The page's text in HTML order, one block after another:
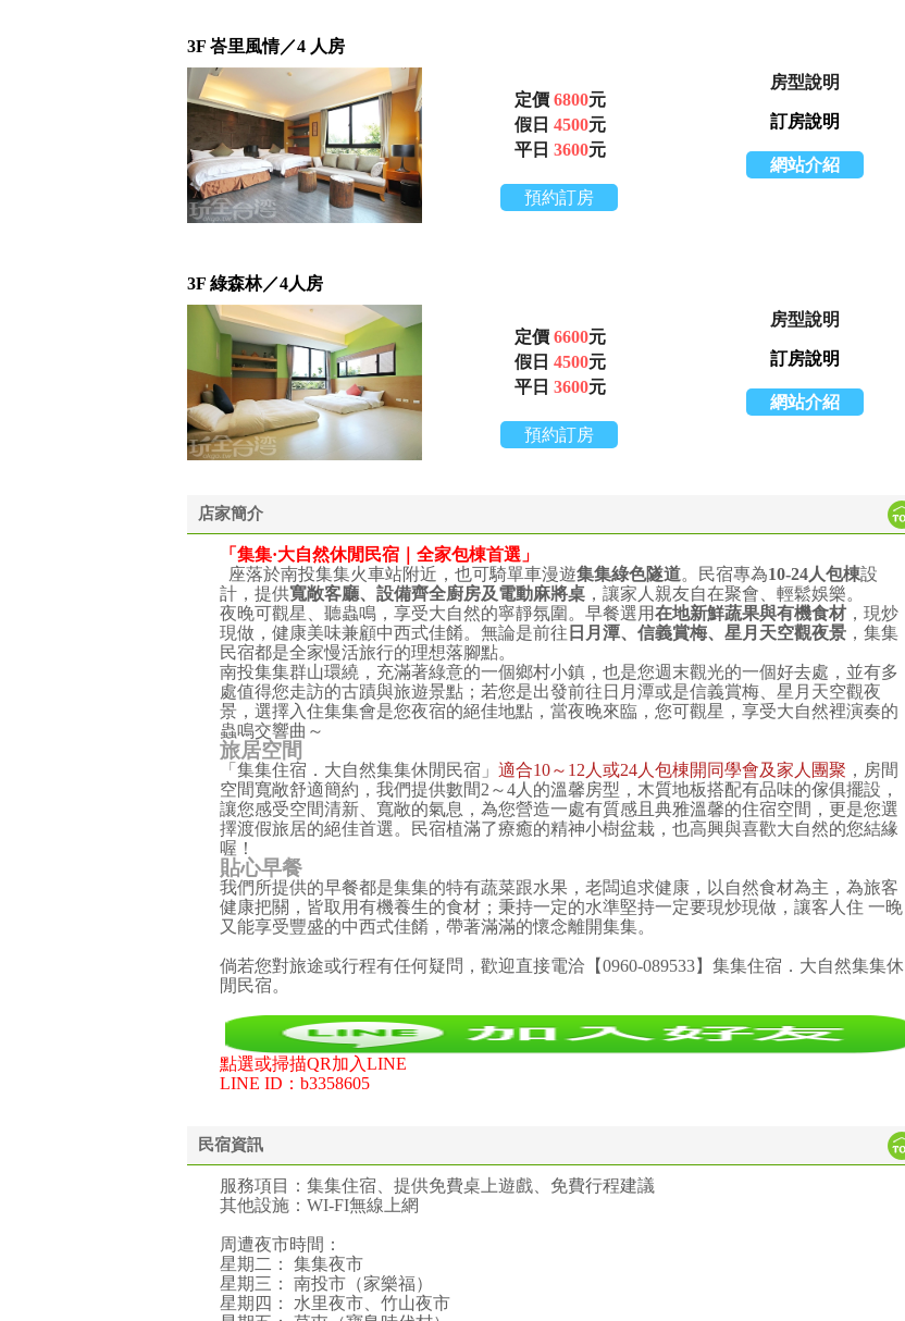
3F 峇里風情／4 人房
定價 6800元
假日 4500元
平日 3600元
房型說明
訂房說明
網站介紹
預約訂房
3F 綠森林／4人房
定價 6600元
假日 4500元
平日 3600元
房型說明
訂房說明
網站介紹
預約訂房
店家簡介
「集集·大自然休閒民宿 ｜全家包棟首選」
座落於南投集集火車站附近， 也可騎單車漫遊集集綠色隧道。民宿專為10-24人包棟設
計，提供寬敞客廳、設備齊全廚房及電動麻將桌 ，讓家人 親友自在聚會、輕鬆娛樂。
夜晚可觀星、聽蟲鳴，享受大自然的寧靜氛圍。早餐選用在地新鮮蔬果與有機食材 ，現炒
現做，健康美味兼顧中西式佳餚。無論是前往 日月潭、信義賞梅、星月天空觀夜景 ，集集
民宿都是全家慢活旅行的理想落腳點。
南投集集群山環繞，充滿著綠意的一個鄉村小鎮，也是您週末觀光的一個好去處，並有多
處值得您走訪的古蹟與旅遊景點；若您是出發前往日月潭或是信義賞梅、星月天空觀夜
景，選擇入住集集會是您夜宿的絕佳地點，當夜晚來臨，您可觀星，享受大自然裡演奏的
蟲鳴交響曲～
旅居空間
「集集住宿．大自然集集休閒民宿」 適合10～12人或24人包棟開同學會及家人團聚 ，房間
空間寬敞舒適簡約，我們提供數間2～4人的溫馨房型，木質地板搭配有品味的傢俱擺設，
讓您感受空間清新、寬敞的氣息，為您營造一處有質感且典雅溫馨的住宿空間，更是您選
擇渡假旅居的絕佳首選。民宿植滿了療癒的精神小樹盆栽，也高興與喜歡大自然的您結緣
喔！
貼心早餐
我們所提供的早餐都是集集的特有蔬菜跟水果，老闆追求健康，以自然食材為主，為旅客
健康把關，皆取用有機養生的食材；秉持一定的水準堅持一定要現炒現做，讓客人住 一晚
又能享受豐盛的中西式佳餚，帶著滿滿的懷念離開集集。
倘若您對旅途或行程有任何疑問，歡迎直接電洽【0960-089533】集集住宿．大自然集集休
閒民宿。
點選或掃描QR加入LINE
LINE ID：b3358605
民宿資訊
服務項目：集集住宿、提供免費桌上遊戲、免費行程建議
其他設施：WI-FI無線上網
周遭夜市時間：
星期二： 集集夜市
星期三： 南投市（家樂福）
星期四： 水里夜市、竹山夜市